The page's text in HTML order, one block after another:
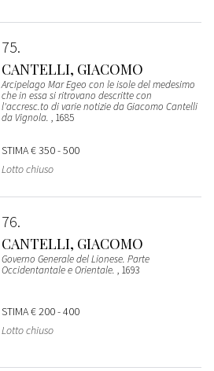
75
CANTELLI, GIACOMO
Arcipelago Mar Egeo con le isole del medesimo
che in essa si ritrovano descritte con
l'accresc.to di varie notizie da Giacomo Cantelli
da Vignola. , 1685
STIMA€ 350 - 500
Lotto chiuso
76
CANTELLI, GIACOMO
Governo Generale del Lionese. Parte
Occidentantale e Orientale. , 1693
STIMA€ 200 - 400
Lotto chiuso